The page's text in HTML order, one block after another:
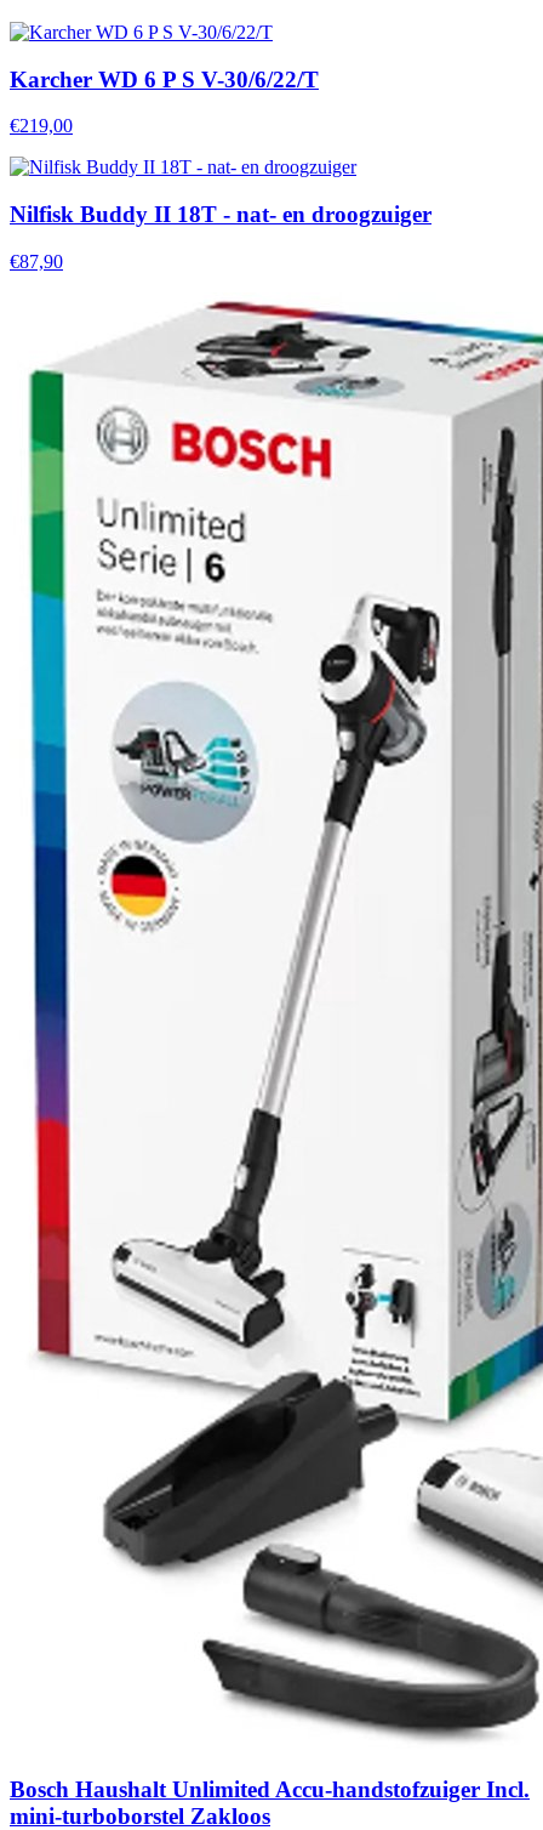
Karcher WD 6 P S V-30/6/22/T
€219,00
Nilfisk Buddy II 18T - nat- en droogzuiger
€87,90
Bosch Haushalt Unlimited Accu-handstofzuiger Incl.
mini-turboborstel Zakloos